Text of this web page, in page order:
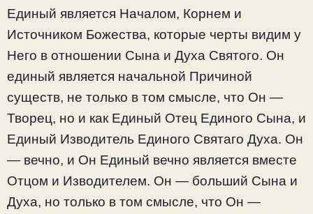
Единый является Началом, Корнем и
Источником Божества, которые черты видим у
Него в отношении Сына и Духа Святого. Он
единый является начальной Причиной
существ, не только в том смысле, что Он —
Творец, но и как Единый Отец Единого Сына, и
Единый Изводитель Единого Святаго Духа. Он
— вечно, и Он Единый вечно является вместе
Отцом и Изводителем. Он — больший Сына и
Духа, но только в том смысле, что Он —